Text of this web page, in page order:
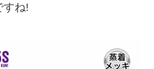
すね!